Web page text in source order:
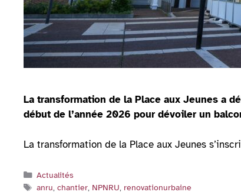
La transformation de la Place aux Jeunes a
début de l’année 2026 pour dévoiler un
La transformation de la Place aux Jeunes
Catégories
Actualités
Étiquettes
anru, chantier, NPNRU, renovationurbaine